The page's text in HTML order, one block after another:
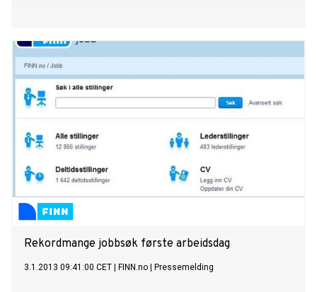
Rekordmange jobbsøk første arbeidsdag
3.1.2013 09:41:00 CET FINN.no Pressemelding